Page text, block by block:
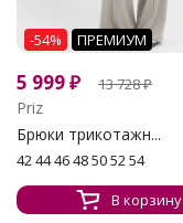
-54% ПРЕМИУМ
5 999₽ 13 728₽
Priz
Брюки трикотажн...
42 44 46 48 50 52 54
В корзину